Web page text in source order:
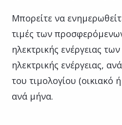
Μπορείτε να
τιμές των
ηλεκτρικής ενέργειας
ηλεκτρικής ενέργειας,
του τιμολογίου (οικιακό
ανά μήνα.